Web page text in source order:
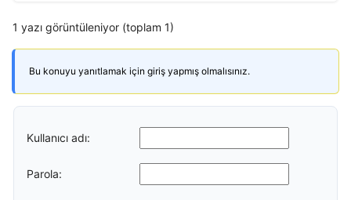
1 yazı görüntüleniyor (toplam 1)
Bu konuyu yanıtlamak için giriş yapmış olmalısınız.
Kullanıcı adı:
Parola: